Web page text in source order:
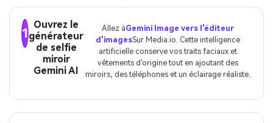
1
Ouvrez le
générateur
de selfie
miroir
Gemini AI
Allez àGemini Image vers l'éditeur
d'imagesSur Media.io. Cette intelligence
artificielle conserve vos traits faciaux et
vêtements d'origine tout en ajoutant des
miroirs, des téléphones et un éclairage réaliste.